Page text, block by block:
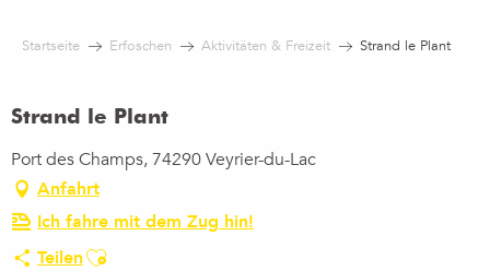
Startseite Erfoschen Aktivitäten & Freizeit Strand le Plant
Strand le Plant
Port des Champs, 74290 Veyrier-du-Lac
Anfahrt
Ich fahre mit dem Zug hin!
TeilenAjouter aux favoris